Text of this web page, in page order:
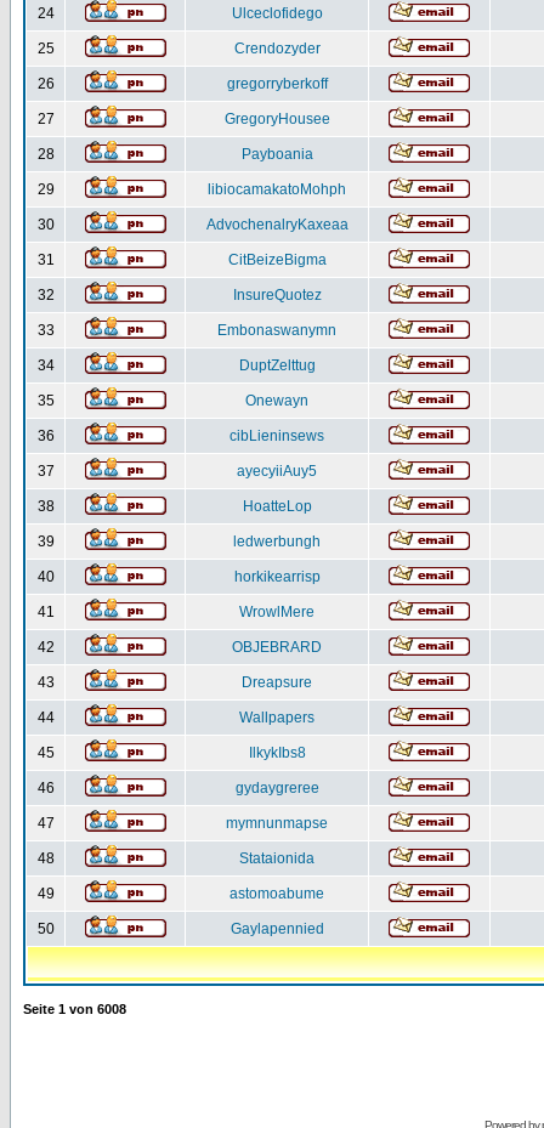
24 Ulceclofidego
25 Crendozyder
26 gregorryberkoff
27 GregoryHousee
28 Payboania
29 libiocamakatoMohph
30 AdvochenalryKaxeaa
31 CitBeizeBigma
32 InsureQuotez
33 Embonaswanymn
34 DuptZelttug
35 Onewayn
36 cibLieninsews
37 ayecyiiAuy5
38 HoatteLop
39 ledwerbungh
40 horkikearrisp
41 WrowlMere
42 OBJEBRARD
43 Dreapsure
44 Wallpapers
45 IlkykIbs8
46 gydaygreree
47 mymnunmapse
48 Stataionida
49 astomoabume
50 Gaylapennied
Seite 1 von 6008
Powered by